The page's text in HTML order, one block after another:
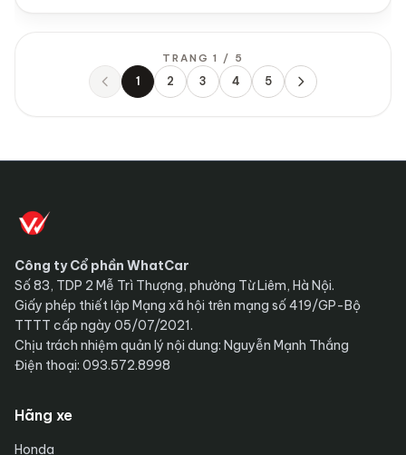
TRANG 1 / 5
Trước 1 2 3 4 5 Sau
Công ty Cổ phần WhatCar
Số 83, TDP 2 Mễ Trì Thượng, phường Từ Liêm, Hà Nội.
Giấy phép thiết lập Mạng xã hội trên mạng số 419/GP-Bộ
TTTT cấp ngày 05/07/2021.
Chịu trách nhiệm quản lý nội dung: Nguyễn Mạnh Thắng
Điện thoại: 093.572.8998
Hãng xe
Honda